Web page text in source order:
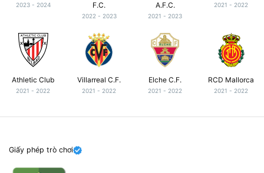
2023 - 2024
F.C.
2022 - 2023
A.F.C.
2021 - 2023
2021 - 2022
Athletic Club
2021 - 2022
Villarreal C.F.
2021 - 2022
Elche C.F.
2021 - 2022
RCD Mallorca
2021 - 2022
Giấy phép trò chơi